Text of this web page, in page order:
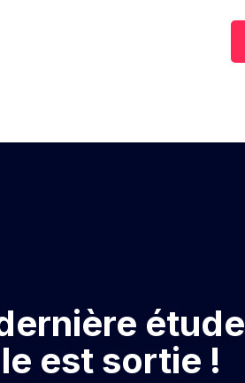
étude
est sortie !